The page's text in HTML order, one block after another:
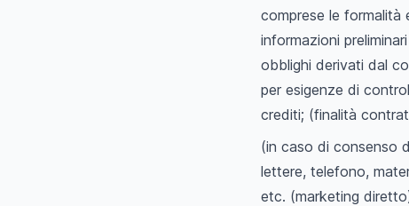
comprese le formalità
informazioni
obblighi derivati dal
per esigenze di
crediti; (finalità
(in caso di consenso
lettere, telefono,
etc. (marketing